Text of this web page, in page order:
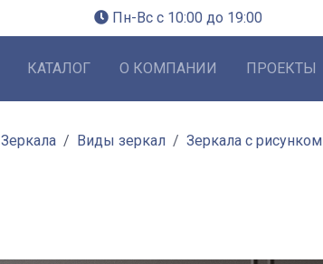
Пн-Вс с 10:00 до 19:00
КАТАЛОГ О КОМПАНИИ ПРОЕКТЫ
Зеркала Виды зеркал Зеркала с рисунком